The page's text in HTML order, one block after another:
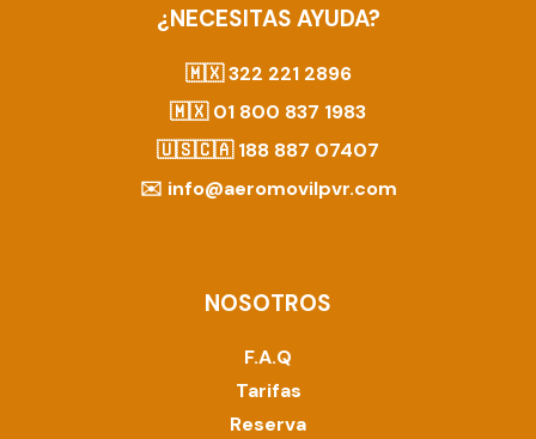
¿NECESITAS AYUDA?
🇲🇽322 221 2896
🇲🇽01 800 837 1983
🇺🇸🇨🇦188 887 07407
✉️ info@aeromovilpvr.com
NOSOTROS
F.A.Q
Tarifas
Reserva